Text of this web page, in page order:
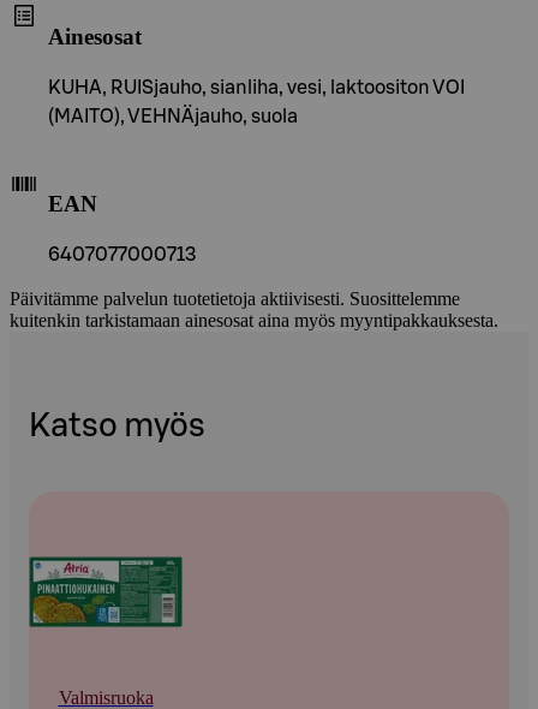
Ainesosat
KUHA, RUISjauho, sianliha, vesi, laktoositon VOI
(MAITO), VEHNÄjauho, suola
EAN
6407077000713
Päivitämme palvelun tuotetietoja aktiivisesti. Suosittelemme
kuitenkin tarkistamaan ainesosat aina myös myyntipakkauksesta.
Katso myös
Valmisruoka